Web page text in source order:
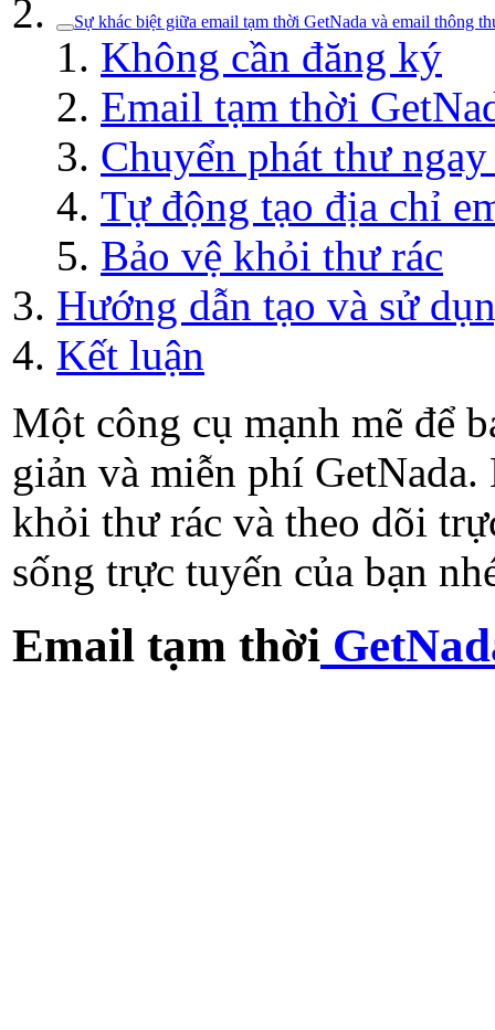
Sự khác biệt giữa email tạm thời GetNada và email thông
Không cần đăng ký
Email tạm thời
Chuyển phát thư
Tự động tạo địa chỉ
Bảo vệ khỏi thư rác
Hướng dẫn tạo và sử
Kết luận
Một công cụ mạnh mẽ để
giản và miễn phí
khỏi thư rác và theo dõi
sống trực tuyến của bạn
Email tạm thời